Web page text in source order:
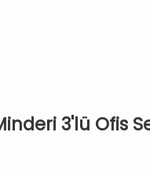
3'lü Ofis